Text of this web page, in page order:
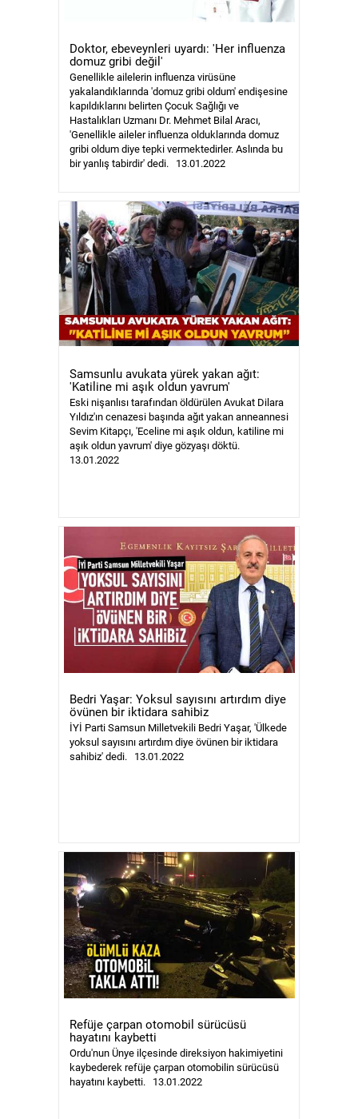
Doktor, ebeveynleri uyardı: 'Her influenza
domuz gribi değil'
Genellikle ailelerin influenza virüsüne
yakalandıklarında 'domuz gribi oldum' endişesine
kapıldıklarını belirten Çocuk Sağlığı ve
Hastalıkları Uzmanı Dr. Mehmet Bilal Aracı,
'Genellikle aileler influenza olduklarında domuz
gribi oldum diye tepki vermektedirler. Aslında bu
bir yanlış tabirdir' dedi. 13.01.2022
Samsunlu avukata yürek yakan ağıt:
'Katiline mi aşık oldun yavrum'
Eski nişanlısı tarafından öldürülen Avukat Dilara
Yıldız'ın cenazesi başında ağıt yakan anneannesi
Sevim Kitapçı, 'Eceline mi aşık oldun, katiline mi
aşık oldun yavrum' diye gözyaşı döktü.
13.01.2022
Bedri Yaşar: Yoksul sayısını artırdım diye
övünen bir iktidara sahibiz
İYİ Parti Samsun Milletvekili Bedri Yaşar, 'Ülkede
yoksul sayısını artırdım diye övünen bir iktidara
sahibiz' dedi. 13.01.2022
Refüje çarpan otomobil sürücüsü
hayatını kaybetti
Ordu'nun Ünye ilçesinde direksiyon hakimiyetini
kaybederek refüje çarpan otomobilin sürücüsü
hayatını kaybetti. 13.01.2022